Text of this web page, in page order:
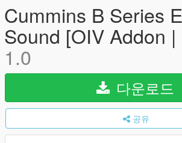
Cummins B Series
Sound [OIV Addon |
1.0
다운로드
공유